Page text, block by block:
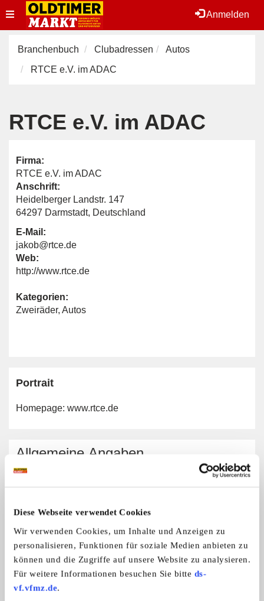
Diese Webseite verwendet Cookies
Wir verwenden Cookies, um Inhalte und Anzeigen zu
personalisieren, Funktionen für soziale Medien anbieten zu
können und die Zugriffe auf unsere Website zu analysieren.
Für weitere Informationen besuchen Sie bitte ds-
vf.vfmz.de.
Anmelden
Toggle
navigation
Branchenbuch Clubadressen
Autos
RTCE e.V. im ADAC
RTCE e.V. im ADAC
Firma:
RTCE e.V. im ADAC
Anschrift:
Heidelberger Landstr. 147
64297 Darmstadt, Deutschland
E-Mail:
jakob@rtce.de
Web:
http://www.rtce.de
Kategorien:
Zweiräder, Autos
Portrait
Homepage: www.rtce.de
Allgemeine Angaben
Zweiradmarken:
RTCE e.V. im ADAC